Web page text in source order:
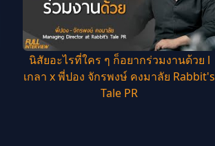
นิสัยอะไรที่ใคร ๆ ก็อยากร่วมงานด้วย l
เกลา x พี่ปอง จักรพงษ์ คงมาลัย Rabbit's
Tale PR